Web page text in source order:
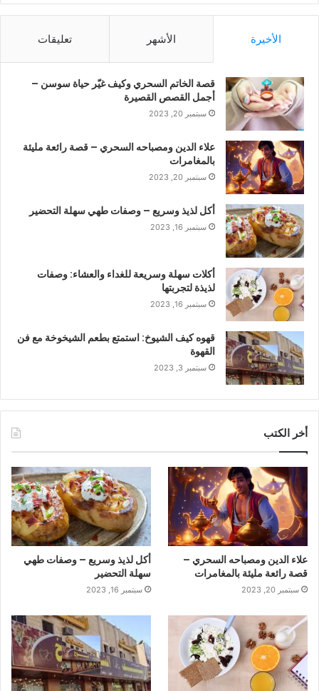
الأخيرة الأشهر تعليقات
قصة الخاتم السحري وكيف غيّر حياة سوسن –
أجمل القصص القصيرة
سبتمبر 20, 2023
علاء الدين ومصباحه السحري – قصة رائعة مليئة
بالمغامرات
سبتمبر 20, 2023
أكل لذيذ وسريع – وصفات طهي سهلة التحضير
سبتمبر 16, 2023
أكلات سهلة وسريعة للغداء والعشاء: وصفات
لذيذة لتجربتها
سبتمبر 16, 2023
قهوه كيف الشيوخ: استمتع بطعم الشيخوخة مع فن
القهوة
سبتمبر 3, 2023
أخر الكتب
علاء الدين ومصباحه السحري –
قصة رائعة مليئة بالمغامرات
سبتمبر 20, 2023
أكل لذيذ وسريع – وصفات طهي
سهلة التحضير
سبتمبر 16, 2023